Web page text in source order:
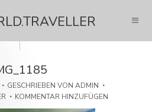
GESCHRIEBEN VON ADMIN
KOMMENTAR HINZUFÜGEN